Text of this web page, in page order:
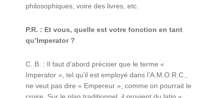
philosophiques, voire des livres, etc.
P.R. : Et vous, quelle est votre fonction en tant
qu’Imperator ?
C. B. : Il faut d’abord préciser que le terme «
Imperator », tel qu’il est employé dans l’A.M.O.R.C.,
ne veut pas dire « Empereur », comme on pourrait le
croire. Sur le plan traditionnel, il provient du latin «